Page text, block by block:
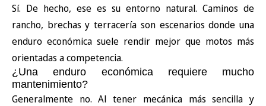
Sí. De hecho, ese es su entorno natural. Caminos de
rancho, brechas y terracería son escenarios donde una
enduro económica suele rendir mejor que motos más
orientadas a competencia.
¿Una enduro económica requiere mucho
mantenimiento?
Generalmente no. Al tener mecánica más sencilla y